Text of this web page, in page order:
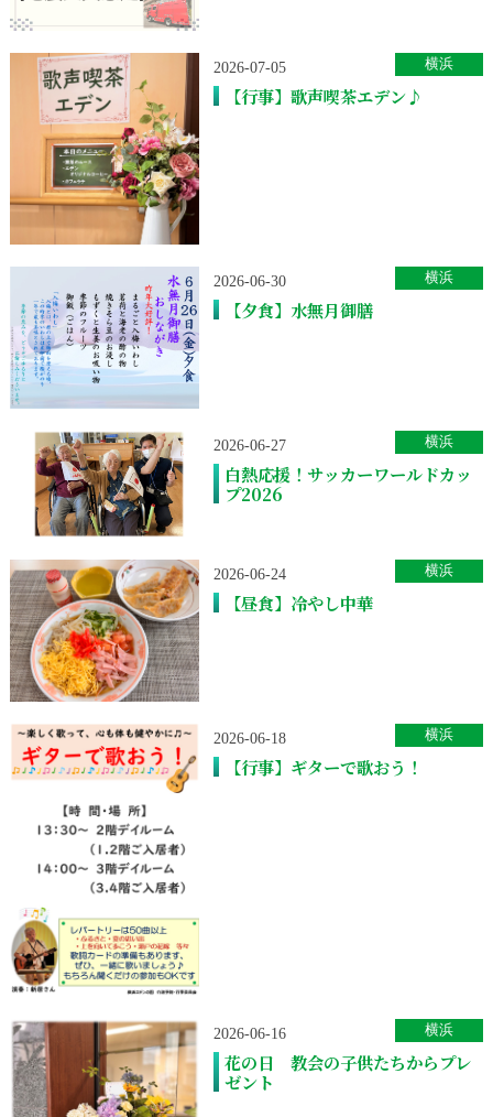
2026-07-05
【行事】歌声喫茶エデン♪
横浜
2026-06-30
【夕食】水無月御膳
横浜
2026-06-27
白熱応援！サッカーワールドカッ
プ2026
横浜
2026-06-24
【昼食】冷やし中華
横浜
2026-06-18
【行事】ギターで歌おう！
横浜
2026-06-16
花の日 教会の子供たちからプレ
ゼント
横浜